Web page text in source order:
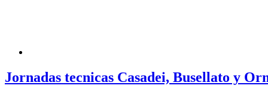
Jornadas tecnicas Casadei, Busellato y